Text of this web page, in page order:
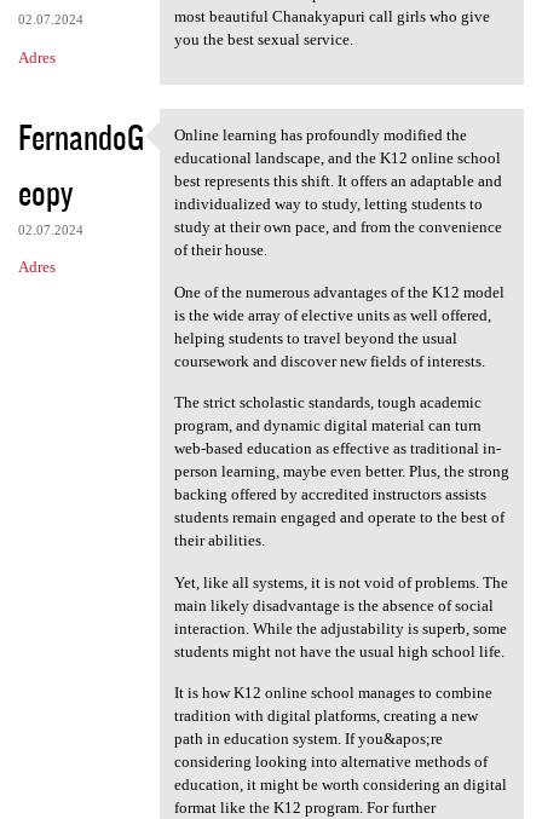
02.07.2024
Adres
most beautiful Chanakyapuri call girls who give
you the best sexual service.
FernandoG
eopy
02.07.2024
Adres
Online learning has
Online learning has profoundly modified the
educational landscape, and the K12 online school
best represents this shift. It offers an adaptable and
individualized way to study, letting students to
study at their own pace, and from the convenience
of their house.
One of the numerous advantages of the K12 model
is the wide array of elective units as well offered,
helping students to travel beyond the usual
coursework and discover new fields of interests.
The strict scholastic standards, tough academic
program, and dynamic digital material can turn
web-based education as effective as traditional in-
person learning, maybe even better. Plus, the strong
backing offered by accredited instructors assists
students remain engaged and operate to the best of
their abilities.
Yet, like all systems, it is not void of problems. The
main likely disadvantage is the absence of social
interaction. While the adjustability is superb, some
students might not have the usual high school life.
It is how K12 online school manages to combine
tradition with digital platforms, creating a new
path in education system. If you&apos;re
considering looking into alternative methods of
education, it might be worth considering an digital
format like the K12 program. For further